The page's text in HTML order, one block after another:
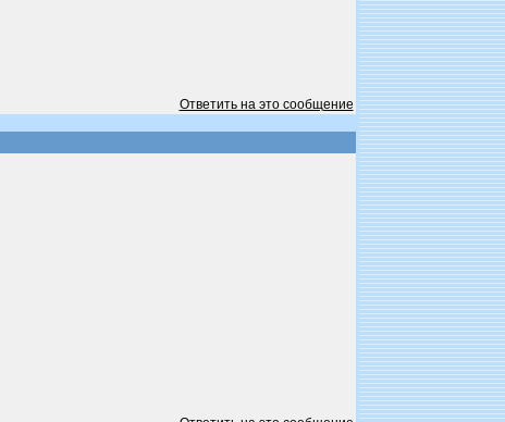
Ответить на это сообщение